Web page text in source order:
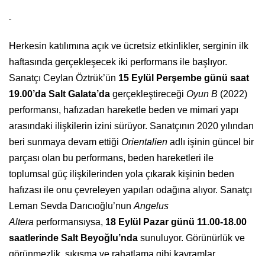
Herkesin katılımına açık ve ücretsiz etkinlikler, serginin ilk
haftasında gerçekleşecek iki performans ile başlıyor.
Sanatçı Ceylan Öztrük’ün 15 Eylül Perşembe günü saat
19.00’da Salt Galata’da gerçekleştireceğiOyun B (2022)
performansı, hafızadan hareketle beden ve mimari yapı
arasındaki ilişkilerin izini sürüyor. Sanatçının 2020 yılından
beri sunmaya devam ettiğiOrientalien adlı işinin güncel bir
parçası olan bu performans, beden hareketleri ile
toplumsal güç ilişkilerinden yola çıkarak kişinin beden
hafızası ile onu çevreleyen yapıları odağına alıyor. Sanatçı
Leman Sevda Darıcıoğlu’nunAngelus
Altera performansıysa, 18 Eylül Pazar günü 11.00-18.00
saatlerinde Salt Beyoğlu’nda sunuluyor. Görünürlük ve